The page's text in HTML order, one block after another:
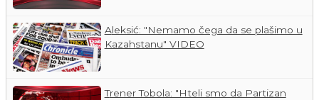
Aleksić: "Nemamo čega da se plašimo u
Kazahstanu" VIDEO
Trener Tobola: "Hteli smo da Partizan